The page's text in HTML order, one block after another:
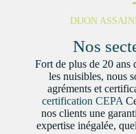
DIJON
Nos
Fort de plus de 20 ans
les nuisibles, nous
agréments et
certification CEPA
nos clients une
expertise inégalée,